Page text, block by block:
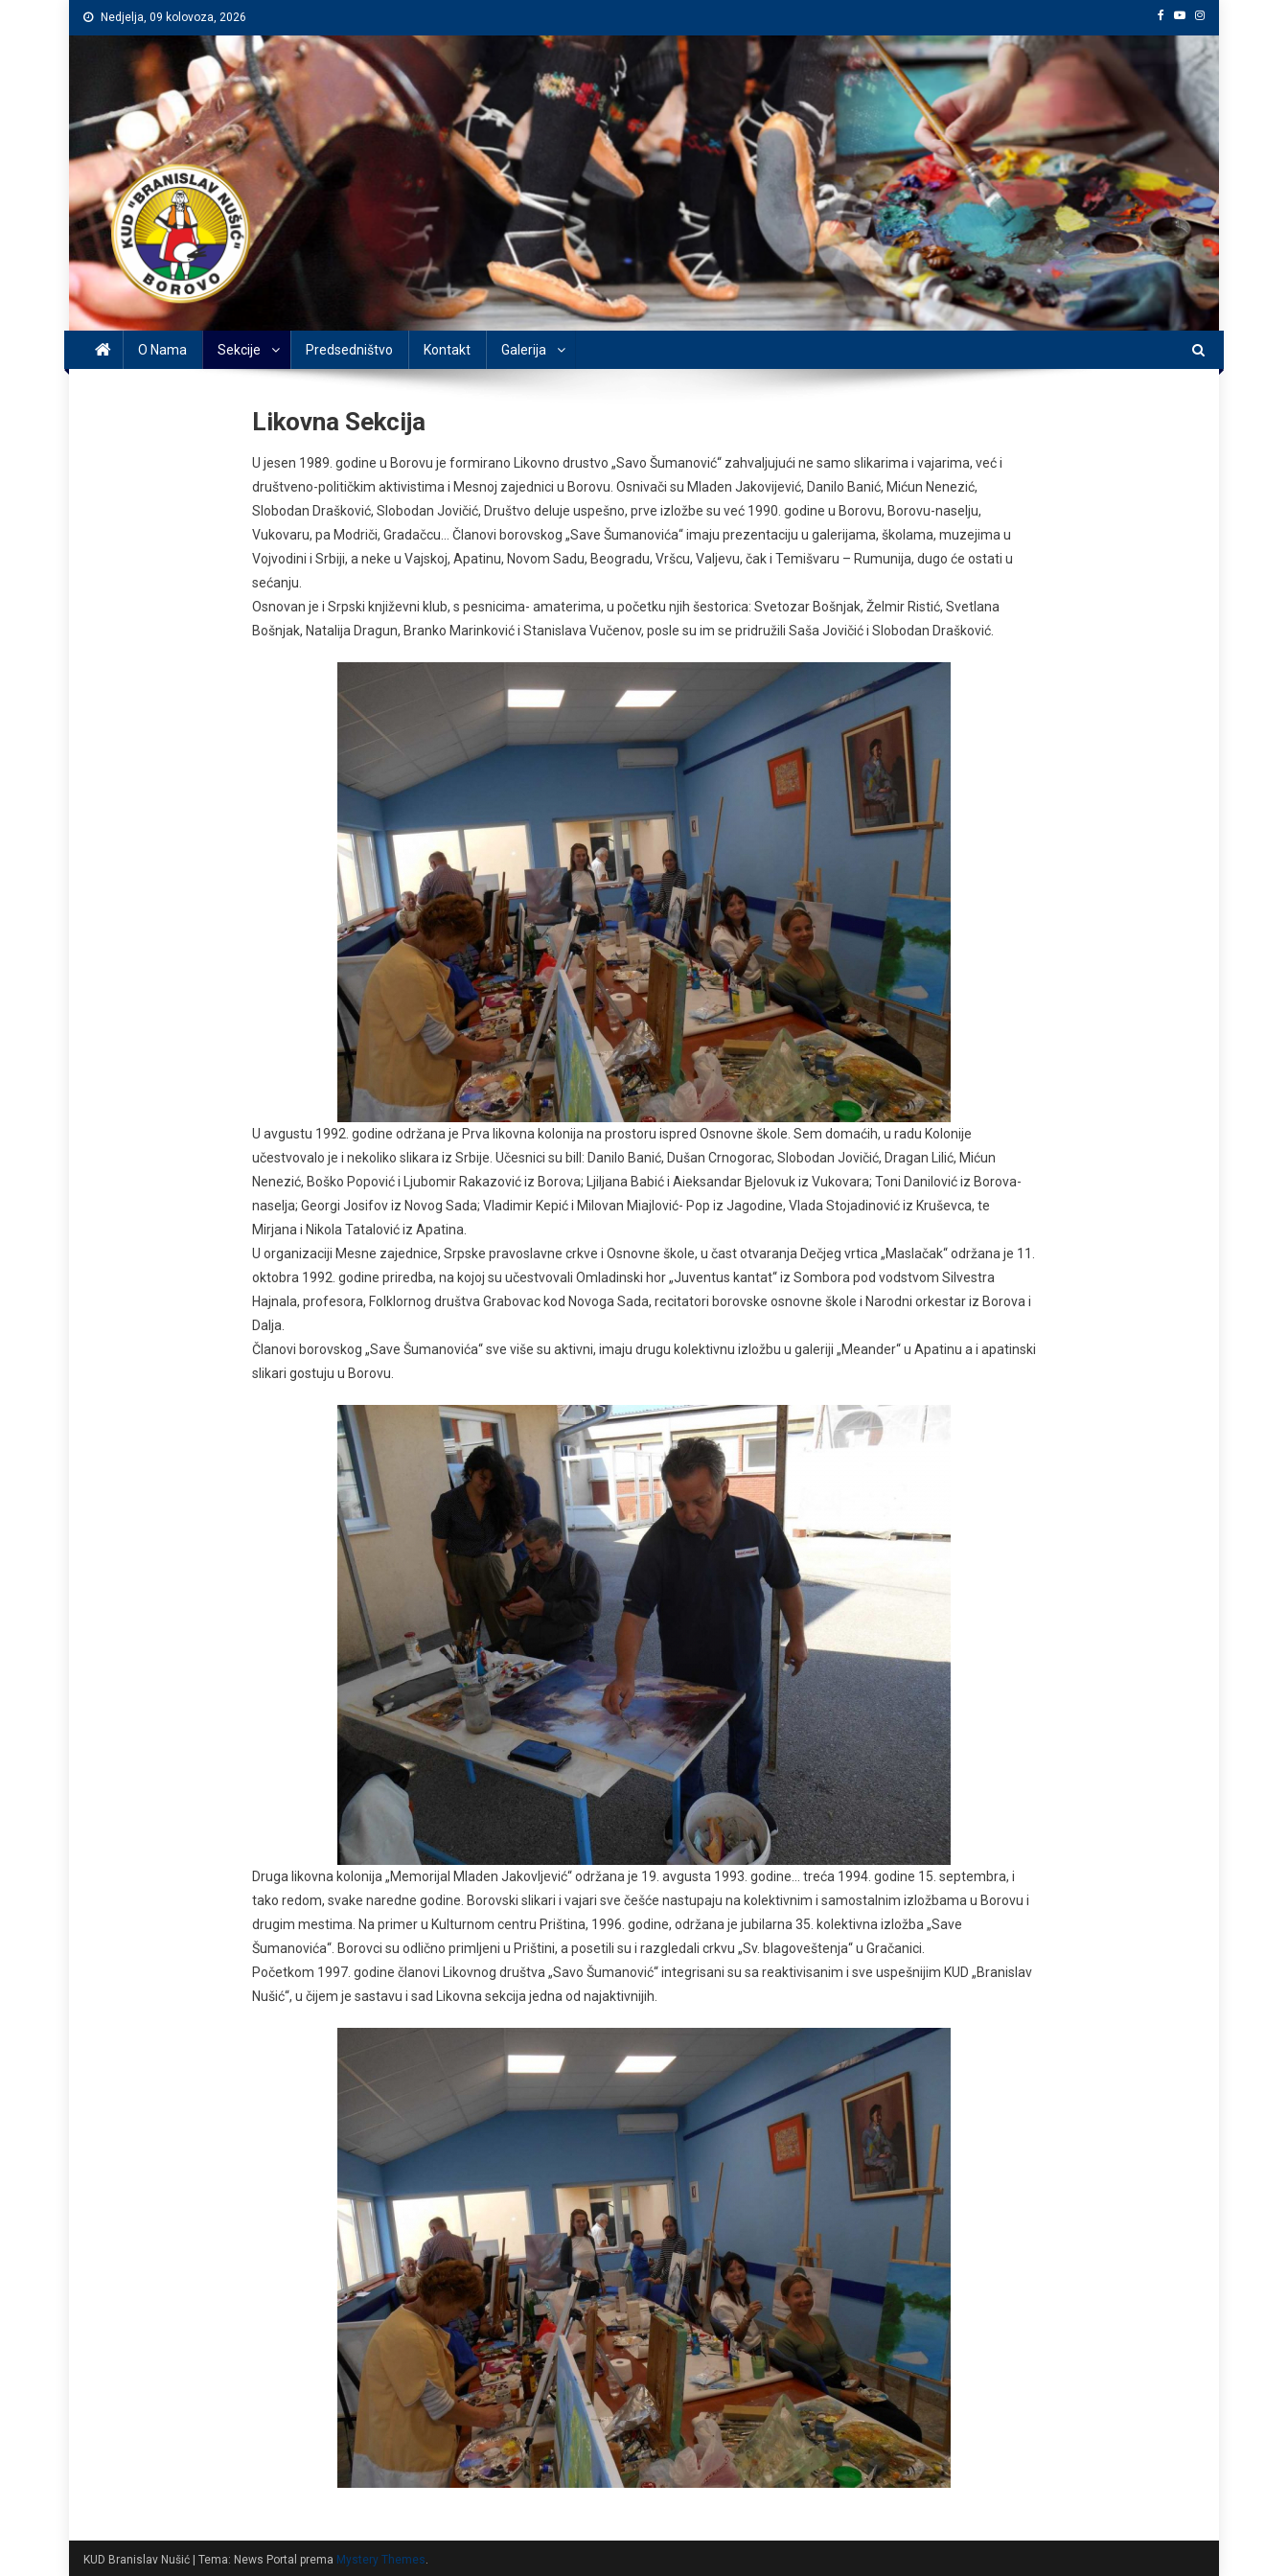
Preskočite
na
Nedjelja, 09 kolovoza, 2026
O Nama Sekcije Predsedništvo Kontakt Galerija
Likovna Sekcija
U jesen 1989. godine u Borovu je formirano Likovno drustvo „Savo Šumanović“ zahvaljujući ne samo slikarima i vajarima, već i
društveno-političkim aktivistima i Mesnoj zajednici u Borovu. Osnivači su Mladen Jakovijević, Danilo Banić, Mićun Nenezić,
Slobodan Drašković, Slobodan Jovičić, Društvo deluje uspešno, prve izložbe su već 1990. godine u Borovu, Borovu-naselju,
Vukovaru, pa Modriči, Gradačcu… Članovi borovskog „Save Šumanovića“ imaju prezentaciju u galerijama, školama, muzejima u
Vojvodini i Srbiji, a neke u Vajskoj, Apatinu, Novom Sadu, Beogradu, Vršcu, Valjevu, čak i Temišvaru – Rumunija, dugo će ostati u
sećanju.
Osnovan je i Srpski književni klub, s pesnicima- amaterima, u početku njih šestorica: Svetozar Bošnjak, Želmir Ristić, Svetlana
Bošnjak, Natalija Dragun, Branko Marinković i Stanislava Vučenov, posle su im se pridružili Saša Jovičić i Slobodan Drašković.
U avgustu 1992. godine održana je Prva likovna kolonija na prostoru ispred Osnovne škole. Sem domaćih, u radu Kolonije
učestvovalo je i nekoliko slikara iz Srbije. Učesnici su bill: Danilo Banić, Dušan Crnogorac, Slobodan Jovičić, Dragan Lilić, Mićun
Nenezić, Boško Popović i Ljubomir Rakazović iz Borova; Ljiljana Babić i Aieksandar Bjelovuk iz Vukovara; Toni Danilović iz Borova-
naselja; Georgi Josifov iz Novog Sada; VIadimir Kepić i MiIovan Miajlović- Pop iz Jagodine, VIada Stojadinović iz Kruševca, te
Mirjana i Nikola Tatalović iz Apatina.
U organizaciji Mesne zajednice, Srpske pravoslavne crkve i Osnovne škole, u čast otvaranja Dečjeg vrtica „Maslačak“ održana je 11.
oktobra 1992. godine priredba, na kojoj su učestvovali Omladinski hor „Juventus kantat“ iz Sombora pod vodstvom SiIvestra
Hajnala, profesora, Folklornog društva Grabovac kod Novoga Sada, recitatori borovske osnovne škole i Narodni orkestar iz Borova i
Dalja.
Članovi borovskog „Save Šumanovića“ sve više su aktivni, imaju drugu kolektivnu izložbu u galeriji „Meander“ u Apatinu a i apatinski
slikari gostuju u Borovu.
Druga likovna kolonija „MemorijaI MIaden Jakovljević“ održana je 19. avgusta 1993. godine… treća 1994. godine 15. septembra, i
tako redom, svake naredne godine. Borovski slikari i vajari sve češće nastupaju na kolektivnim i samostalnim izložbama u Borovu i
drugim mestima. Na primer u Kulturnom centru Priština, 1996. godine, održana je jubilarna 35. kolektivna izložba „Save
Šumanovića“. Borovci su odlično primljeni u Prištini, a posetili su i razgledali crkvu „Sv. blagoveštenja“ u Gračanici.
Početkom 1997. godine članovi Likovnog društva „Savo Šumanović“ integrisani su sa reaktivisanim i sve uspešnijim KUD „Branislav
Nušić“, u čijem je sastavu i sad Likovna sekcija jedna od najaktivnijih.
KUD Branislav Nušić | Tema: News Portal prema Mystery Themes